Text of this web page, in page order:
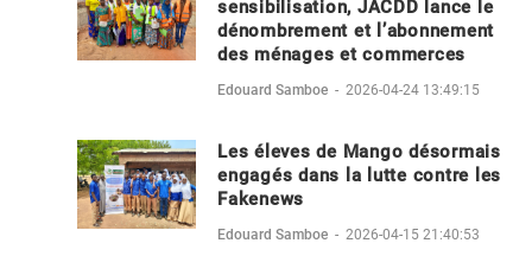
sensibilisation, JACDD lance le
dénombrement et l’abonnement
des ménages et commerces
Edouard Samboe - 2026-04-24 13:49:15
Les éleves de Mango désormais
engagés dans la lutte contre les
Fakenews
Edouard Samboe - 2026-04-15 21:40:53